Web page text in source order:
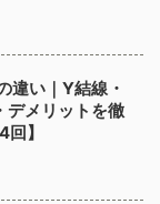
違い｜Y結線・
デメリットを徹
】